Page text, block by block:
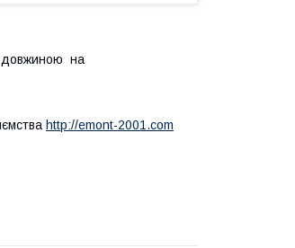
довжиною на
http://emont-2001.com